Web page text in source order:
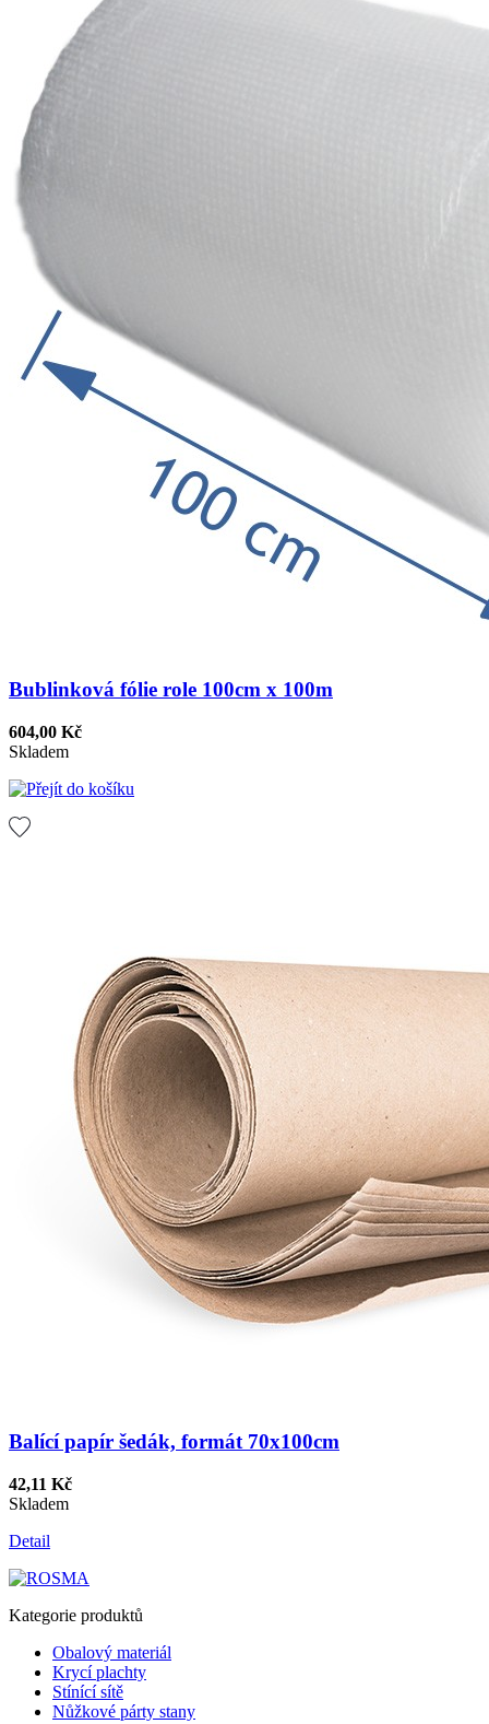
Bublinková fólie role 100cm x 100m
604,00 Kč
Skladem
Balící papír šedák, formát 70x100cm
42,11 Kč
Skladem
Detail
Kategorie produktů
Obalový materiál
Krycí plachty
Stínící sítě
Nůžkové párty stany